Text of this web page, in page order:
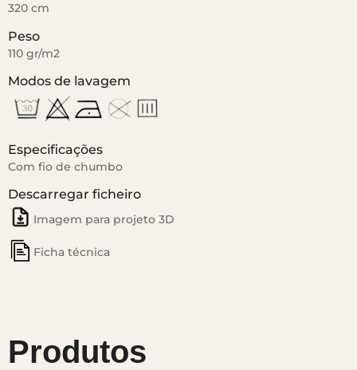
320 cm
Peso
110 gr/m2
Modos de lavagem
Especificações
Com fio de chumbo
Descarregar ficheiro
Imagem para projeto 3D
Ficha técnica
Produtos